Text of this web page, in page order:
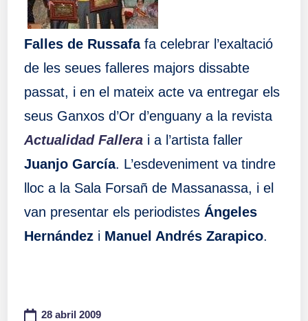
Falles de Russafafa celebrar l’exaltació
de les seues falleres majors dissabte
passat, i en el mateix acte va entregar els
seus Ganxos d’Or d’enguany a la revista
Actualidad Fallerai a l’artista faller
Juanjo García. L’esdeveniment va tindre
lloc a la Sala Forsañ de Massanassa, i el
van presentar els periodistesÁngeles
Hernándezi Manuel Andrés Zarapico.
28 abril 2009